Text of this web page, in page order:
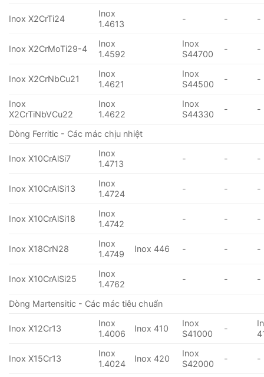
Inox X2CrTi24
Inox
1.4613
- - -
Inox X2CrMoTi29-4
Inox
1.4592
Inox
S44700
- -
Inox X2CrNbCu21
Inox
1.4621
Inox
S44500
- -
Inox
X2CrTiNbVCu22
Inox
1.4622
Inox
S44330
- -
Dòng Ferritic - Các mác chịu nhiệt
Inox X10CrAlSi7
Inox
1.4713
- - -
Inox X10CrAlSi13
Inox
1.4724
- - -
Inox X10CrAlSi18
Inox
1.4742
- - -
Inox X18CrN28
Inox
1.4749
Inox 446 - - -
Inox X10CrAlSi25
Inox
1.4762
- - -
Dòng Martensitic - Các mác tiêu chuẩn
Inox X12Cr13
Inox
1.4006
Inox 410
Inox
S41000
-
Inox X15Cr13
Inox
1.4024
Inox 420
Inox
S42000
- -